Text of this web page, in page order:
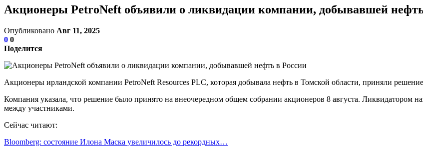
Акционеры PetroNeft объявили о ликвидации компании, добывавшей
Опубликовано Авг 11, 2025
0 0
Поделится
Акционеры ирландской компании PetroNeft Resources PLC, которая добывала нефть в Томской области, приняли
Компания указала, что решение было принято на внеочередном общем собрании акционеров 8 августа. Ликвидатором
между участниками.
Сейчас читают:
Bloomberg: состояние Илона Маска увеличилось до рекордных…